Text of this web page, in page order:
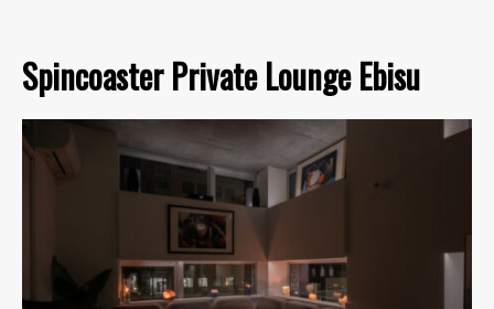
Spincoaster Private Lounge Ebisu